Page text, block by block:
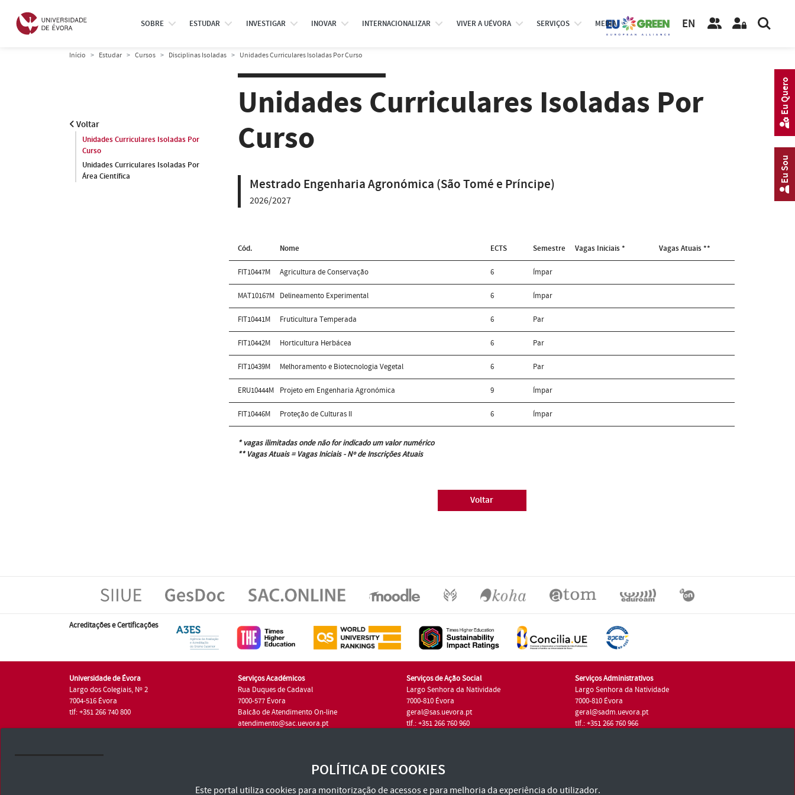
SOBRE ESTUDAR INVESTIGAR INOVAR INTERNACIONALIZAR VIVER A UÉVORA SERVIÇOS MEDIA EN
Início Estudar Cursos Disciplinas Isoladas Unidades Curriculares Isoladas Por Curso
Voltar
Unidades Curriculares Isoladas Por
Curso
Unidades Curriculares Isoladas Por
Área Científica
Unidades Curriculares Isoladas Por
Curso
Mestrado Engenharia Agronómica (São Tomé e Príncipe)
2026/2027
Cód. Nome ECTS Semestre Vagas Iniciais * Vagas Atuais **
FIT10447M Agricultura de Conservação 6 Ímpar
MAT10167M Delineamento Experimental 6 Ímpar
FIT10441M Fruticultura Temperada 6 Par
FIT10442M Horticultura Herbácea 6 Par
FIT10439M Melhoramento e Biotecnologia Vegetal 6 Par
ERU10444M Projeto em Engenharia Agronómica 9 Ímpar
FIT10446M Proteção de Culturas II 6 Ímpar
* vagas ilimitadas onde não for indicado um valor numérico
** Vagas Atuais = Vagas Iniciais - Nº de Inscrições Atuais
Voltar
Acreditações e Certificações
Universidade de Évora
Largo dos Colegiais, Nº 2
7004-516 Évora
tlf: +351 266 740 800
Serviços Académicos
Rua Duques de Cadaval
7000-577 Évora
Balcão de Atendimento On-line
atendimento@sac.uevora.pt
Serviços de Ação Social
Largo Senhora da Natividade
7000-810 Évora
geral@sas.uevora.pt
tlf.: +351 266 760 960
Serviços Administrativos
Largo Senhora da Natividade
7000-810 Évora
geral@sadm.uevora.pt
tlf.: +351 266 760 966
Consulte os Termos e Condições e Política de Privacidade
Eu Sou
Eu Quero
POLÍTICA DE COOKIES
Este portal utiliza cookies para monitorização de acessos e para melhoria da experiência do utilizador.